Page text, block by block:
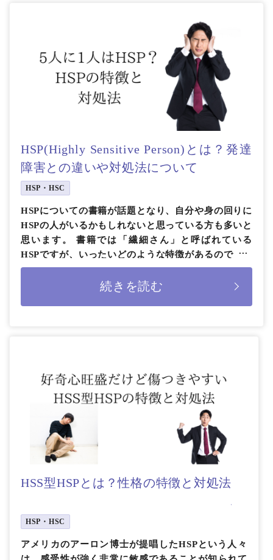
HSP(Highly Sensitive Person)とは？発達
障害との違いや対処法について
HSP・HSC
HSPについての書籍が話題となり、自分や身の回りに
HSPの人がいるかもしれないと思っている方も多いと
思います。 書籍では「繊細さん」と呼ばれている
HSPですが、いったいどのような特徴があるのでしょ
うか。 本記事では、HS […]
続きを読む
HSS型HSPとは？性格の特徴と対処法
HSP・HSC
アメリカのアーロン博士が提唱したHSPという人々